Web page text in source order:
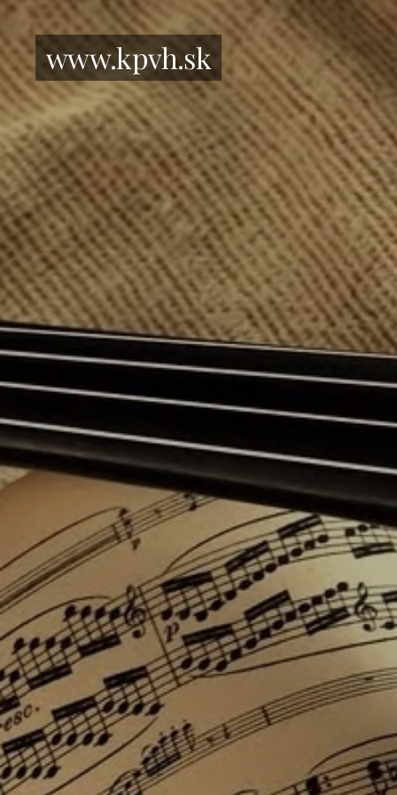
www.kpvh.sk